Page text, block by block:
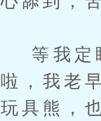
等我定
啦，我老
玩具熊，